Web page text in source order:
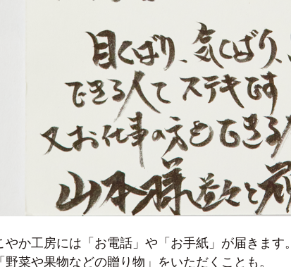
やか工房には「お電話」や「お手紙」が届きます。
野菜や果物などの贈り物」をいただくことも。